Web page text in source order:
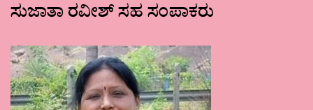
ಸುಜಾತಾ ರವೀಶ್ ಸಹ ಸಂಪಾಕರು